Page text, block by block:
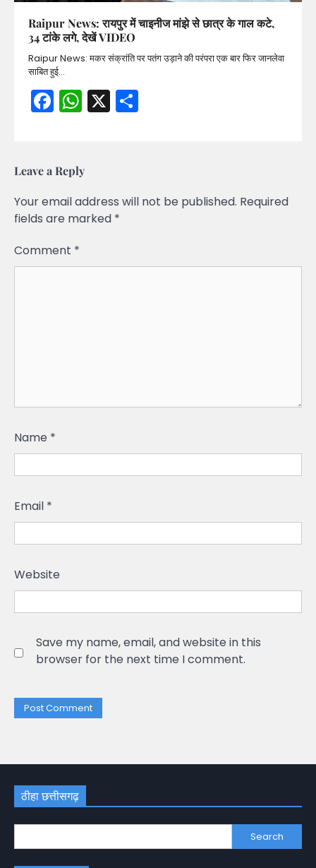
Raipur News: रायपुर में चाइनीज मांझे से छात्र के गाल कटे,
34 टांके लगे, देखें VIDEO
Raipur News: मकर संक्रांति पर पतंग उड़ाने की परंपरा एक बार फिर जानलेवा
साबित हुई…
Facebook
WhatsApp
X
Leave a Reply
Your email address will not be published. Required
fields are marked *
Comment *
Name *
Email *
Website
Save my name, email, and website in this
browser for the next time I comment.
ठीहा छत्तीसगढ़
Search